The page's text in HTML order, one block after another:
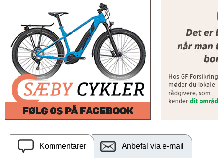
Kommentarer Anbefal via e-mail